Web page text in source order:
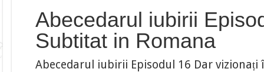
Abecedarul iubirii
Subtitat in Romana
Abecedarul iubirii Episodul 16 Dar